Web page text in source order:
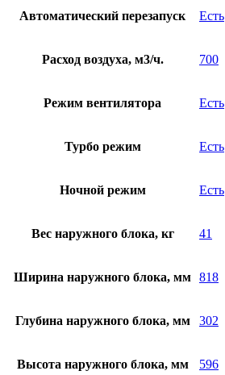
Автоматический перезапуск Есть
Расход воздуха, м3/ч. 700
Режим вентилятора Есть
Турбо режим Есть
Ночной режим Есть
Вес наружного блока, кг 41
Ширина наружного блока, мм 818
Глубина наружного блока, мм 302
Высота наружного блока, мм 596